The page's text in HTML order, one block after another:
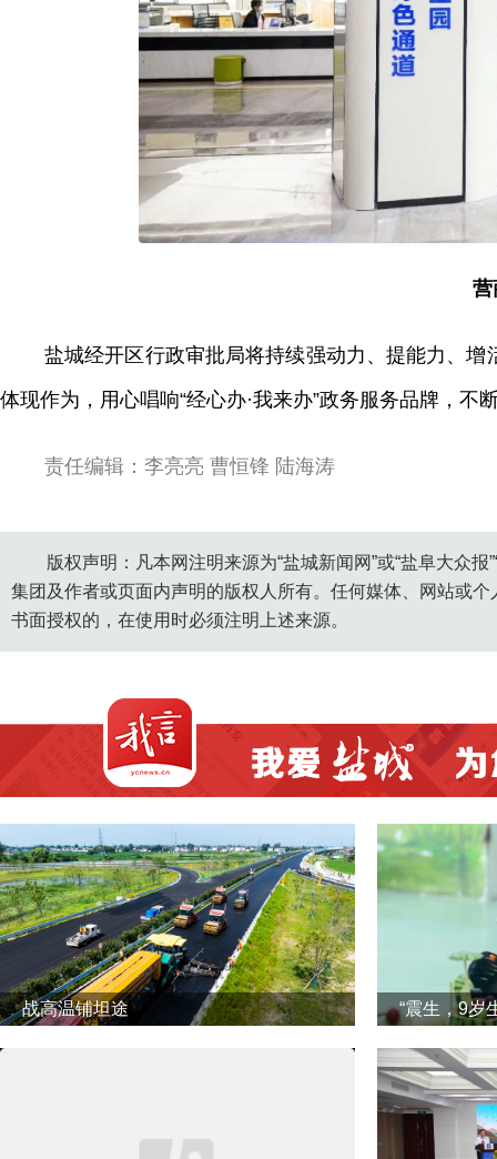
营
盐城经开区行政审批局将持续强动力、提能力、
体现作为，用心唱响“经心办·我来办”政务服务品牌，不
责任编辑：李亮亮 曹恒锋 陆海涛
版权声明：凡本网注明来源为“盐城新闻网”或“盐阜大众
集团及作者或页面内声明的版权人所有。任何媒体、网站或
书面授权的，在使用时必须注明上述来源。
战高温铺坦途 “震生，9岁